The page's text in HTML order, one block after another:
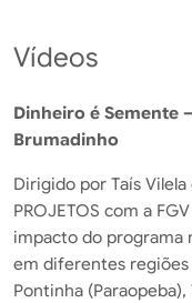
Vídeos
Dinheiro é Semente
Brumadinho
Dirigido por Taís
PROJETOS com a
impacto do programa
em diferentes
Pontinha (Paraopeba),